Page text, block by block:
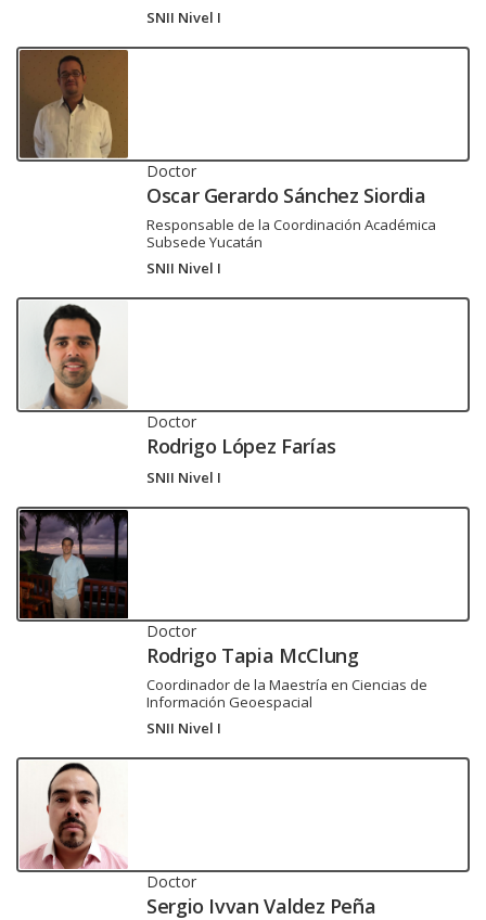
SNII Nivel I
Doctor
Oscar Gerardo Sánchez Siordia
Responsable de la Coordinación Académica
Subsede Yucatán
SNII Nivel I
Doctor
Rodrigo López Farías
SNII Nivel I
Doctor
Rodrigo Tapia McClung
Coordinador de la Maestría en Ciencias de
Información Geoespacial
SNII Nivel I
Doctor
Sergio Ivvan Valdez Peña